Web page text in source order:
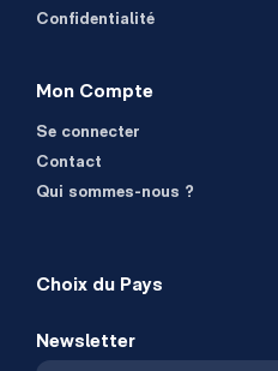
Confidentialité
Mon Compte
Se connecter
Contact
Qui sommes-nous ?
Choix du Pays
Newsletter